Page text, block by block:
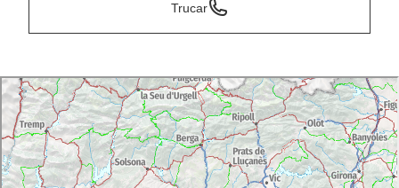
Trucar